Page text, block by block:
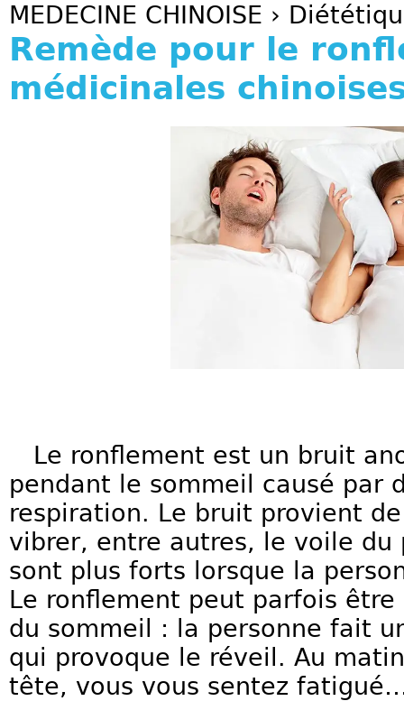
MEDECINE CHINOISE ›
Remède pour le
médicinales
Le ronflement est un bruit
pendant le sommeil causé par
respiration. Le bruit provient
vibrer, entre autres, le voile du
sont plus forts lorsque la
Le ronflement peut parfois être
du sommeil : la personne fait
qui provoque le réveil. Au
tête, vous vous sentez